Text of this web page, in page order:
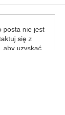
posta nie jest
się z
aby uzyskać